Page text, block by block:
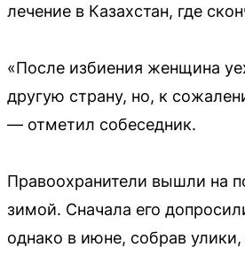
лечение в Казахстан, где
«После избиения женщина
другую страну, но, к
— отметил собеседник.
Правоохранители вышли на
зимой. Сначала его
однако в июне, собрав